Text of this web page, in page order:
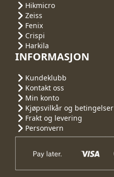
Hikmicro
Zeiss
Fenix
Crispi
Harkila
INFORMASJON
Kundeklubb
Kontakt oss
Min konto
Kjøpsvilkår og betingelser
Frakt og levering
Personvern